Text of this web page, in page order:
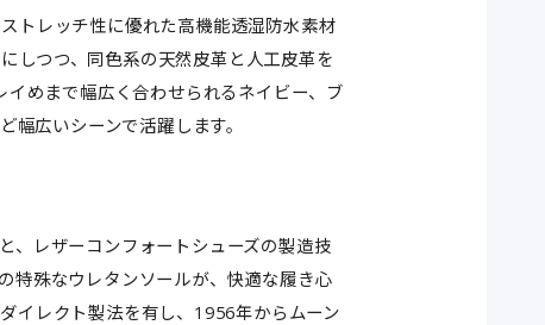
トレッチ性に優れた高機能透湿防水素材
しつつ、同色系の天然皮革と人工皮革を
めまで幅広く合わせられるネイビー、ブ
広いシーンで活躍します。
、レザーコンフォートシューズの製造技
特殊なウレタンソールが、快適な履き心
イレクト製法を有し、1956年からムーン